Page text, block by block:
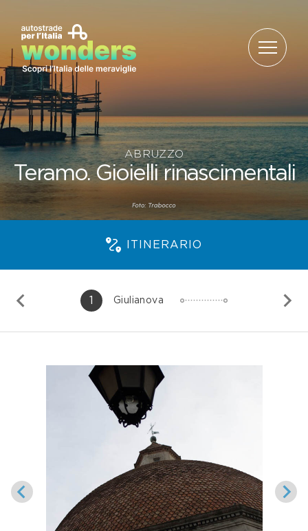
ABRUZZO
Teramo. Gioielli rinascimentali
ITINERARIO
1 Giulianova